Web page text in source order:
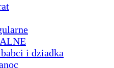
i dziadka